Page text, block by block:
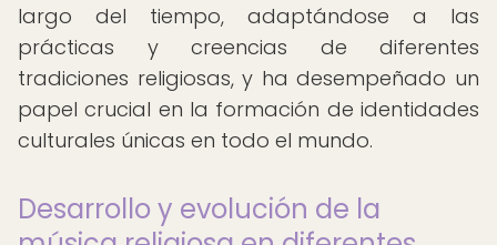
largo del tiempo, adaptándose a las
prácticas y creencias de diferentes
tradiciones religiosas, y ha desempeñado un
papel crucial en la formación de identidades
culturales únicas en todo el mundo.
Desarrollo y evolución de la